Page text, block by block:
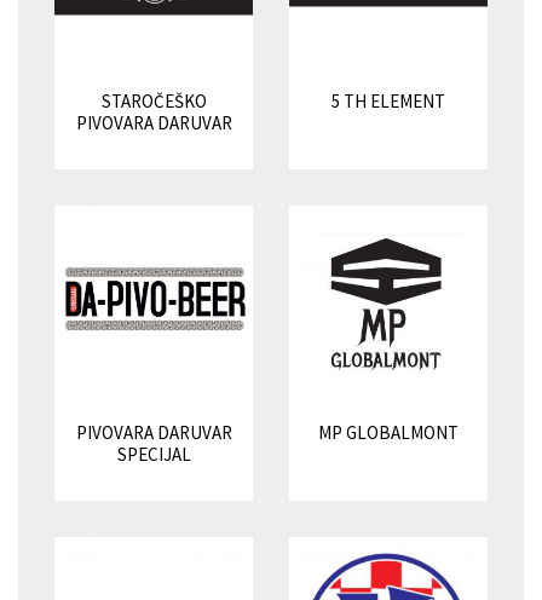
STAROČEŠKO
PIVOVARA DARUVAR
5 TH ELEMENT
PIVOVARA DARUVAR
SPECIJAL
MP GLOBALMONT